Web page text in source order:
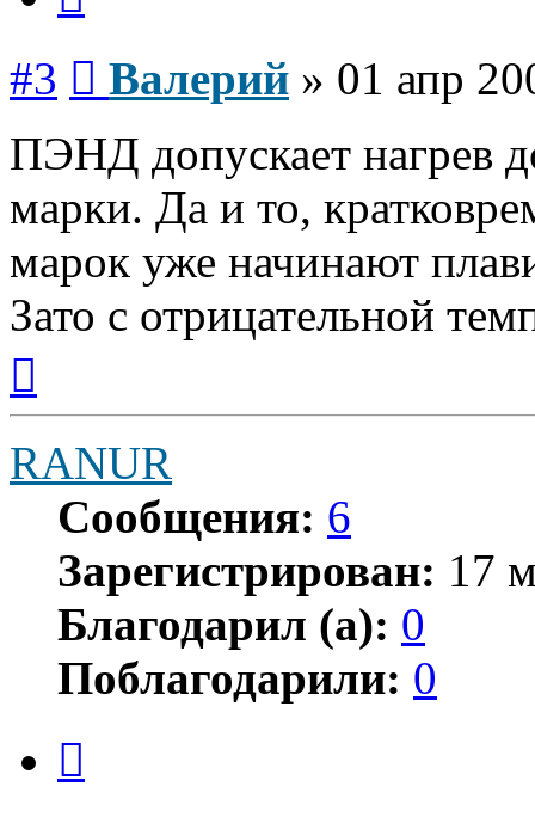
#3 Валерий » 01 апр
ПЭНД допускает нагрев
марки. Да и то,
марок уже начинают
Зато с отрицательной
началу
RANUR
Сообщения: 6
Зарегистрирован: 17
Благодарил (а): 0
Поблагодарили: 0